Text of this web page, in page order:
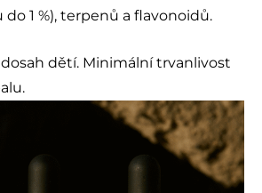
1 %), terpenů a flavonoidů.
dětí. Minimální trvanlivost